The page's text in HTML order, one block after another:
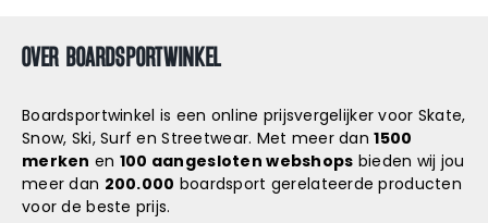
OVER BOARDSPORTWINKEL
Boardsportwinkel is een online prijsvergelijker voor Skate,
Snow, Ski, Surf en Streetwear. Met meer dan1500
merken en 100 aangesloten webshops bieden wij jou
meer dan 200.000 boardsport gerelateerde producten
voor de beste prijs.